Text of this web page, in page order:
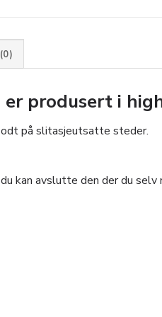
produsert i
på slitasjeutsatte steder.
kan avslutte den der du